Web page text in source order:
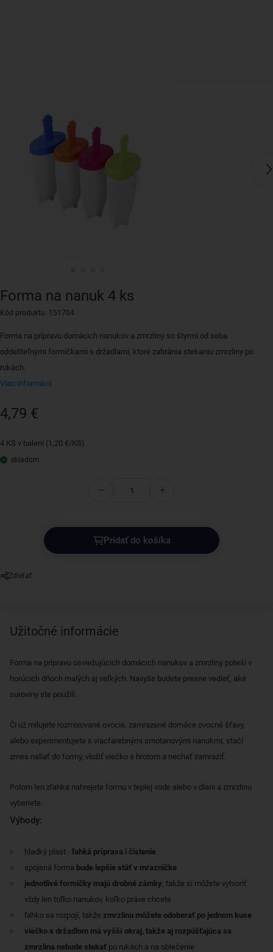
Forma na nanuk 4 ks
Kód produktu 151704
Forma na prípravu domácich nanukov a zmrzliny so štyrmi od seba
oddeliteľnými formičkami s držadlami, ktoré zabránia stekaniu zmrzliny po
rukách.
Viac informácií
4,79 €
4 KS v balení (1,20 €/KS)
skladom
Pridať do košíka
Zdieľať
Užitočné informácie
Forma na prípravu osviežujúcich domácich nanukov a zmrzliny poteší v
horúcich dňoch malých aj veľkých. Navyše budete presne vedieť, aké
suroviny ste použili.
Či už milujete rozmixované ovocie, zamrazené domáce ovocné šťavy,
alebo experimentujete s viacfarebnými smotanovými nanukmi, stačí
zmes naliať do formy, vložiť viečko s hrotom a nechať zamraziť.
Potom len zľahka nahrejete formu v teplej vode alebo v dlani a zmrzlinu
vyberiete.
Výhody:
hladký plast - ľahká príprava i čistenie
spojená forma bude lepšie stáť v mrazničke
jednotlivé formičky majú drobné zámky, takže si môžete vytvoriť
vždy len toľko nanukov, koľko práve chcete
ľahko sa rozpojí, takže zmrzlinu môžete odoberať po jednom kuse
viečko s držadlom má vyšší okraj, takže aj rozpúšťajúca sa
zmrzlina nebude stekať po rukách a na oblečenie